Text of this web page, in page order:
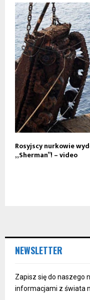
Rosyjscy nurkowie
„Sherman”! – video
NEWSLETTER
Zapisz się do naszego
informacjami z świata